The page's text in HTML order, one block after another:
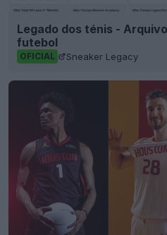
Legado dos ténis -
futebol
OFICIAL Sneaker Legacy